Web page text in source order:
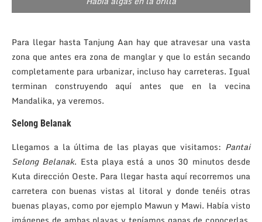
Para llegar hasta Tanjung Aan hay que atravesar una vasta
zona que antes era zona de manglar y que lo están secando
completamente para urbanizar, incluso hay carreteras. Igual
terminan construyendo aquí antes que en la vecina
Mandalika, ya veremos.
Selong Belanak
Llegamos a la última de las playas que visitamos: Pantai
Selong Belanak. Esta playa está a unos 30 minutos desde
Kuta dirección Oeste. Para llegar hasta aquí recorremos una
carretera con buenas vistas al litoral y donde tenéis otras
buenas playas, como por ejemplo Mawun y Mawi. Había visto